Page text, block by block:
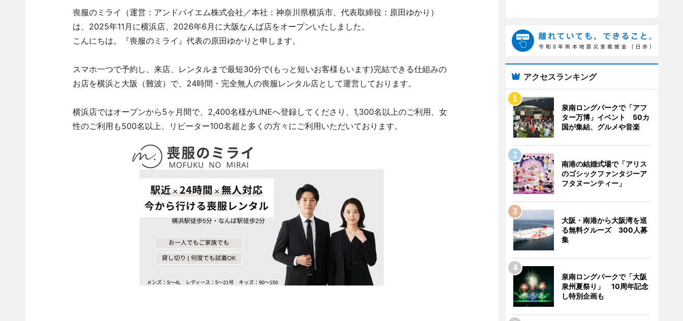
喪服のミライ（運営：アンドバイエム株式会社／本社：神奈川県横浜市、代表取締役：原田ゆかり）
は、2025年11月に横浜店、2026年6月に大阪なんば店をオープンいたしました。
こんにちは。『喪服のミライ』代表の原田ゆかりと申します。
スマホ一つで予約し、来店、レンタルまで最短30分で(もっと短いお客様もいます)完結できる仕組みの
お店を横浜と大阪（難波）で、24時間・完全無人の喪服レンタル店として運営しております。
横浜店ではオープンから5ヶ月間で、2,400名様がLINEへ登録してくださり、1,300名以上のご利用、女
性のご利用も500名以上、リピーター100名超と多くの方々にご利用いただいております。
アクセスランキング
泉南ロングパークで「アフ
ター万博」イベント 50カ
国が集結、グルメや音楽
南港の結婚式場で「アリス
のゴシックファンタジーア
フタヌーンティー」
大阪・南港から大阪湾を巡
る無料クルーズ 300人募
集
泉南ロングパークで「大阪
泉州夏祭り」 10周年記念
し特別企画も